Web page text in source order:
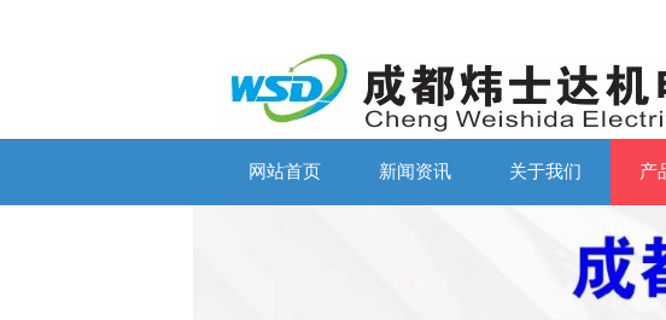
网站首页 新闻资讯 关于我们 产